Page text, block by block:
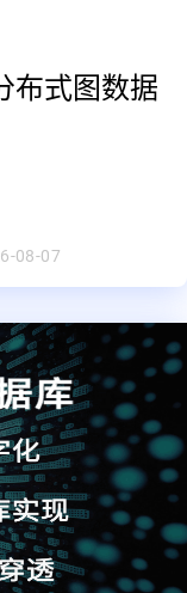
布式图数据
08-07